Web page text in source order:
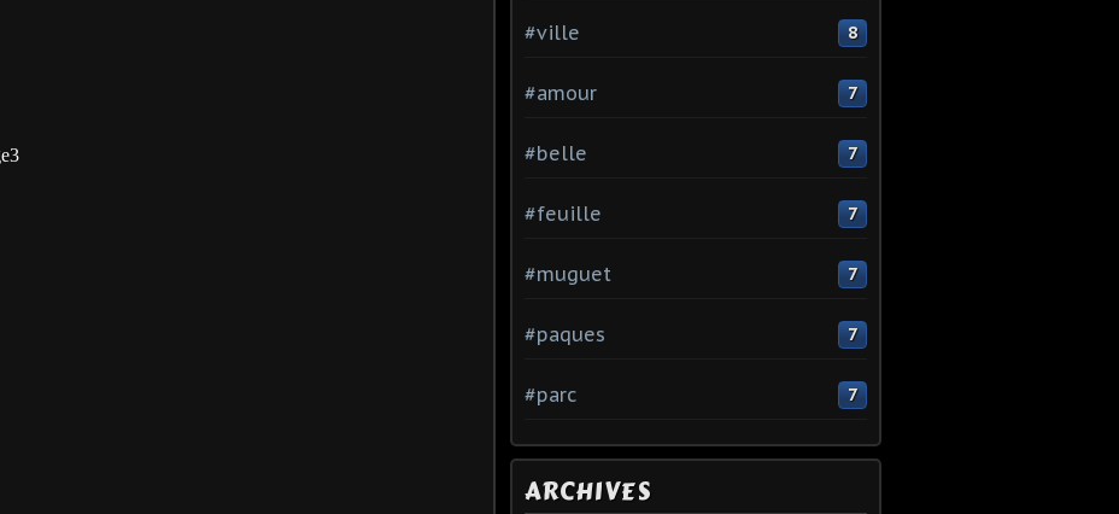
#ville 8
#amour 7
#belle 7
#feuille 7
#muguet 7
#paques 7
#parc 7
ARCHIVES